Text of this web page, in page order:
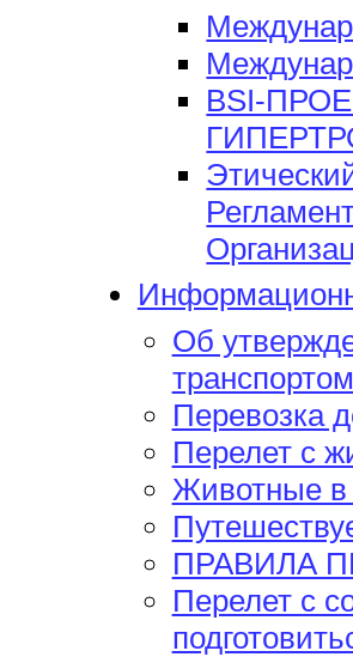
BSI-
Об
Перевозка
Перелет с
Животные в
ПРАВИЛА
Перелет с